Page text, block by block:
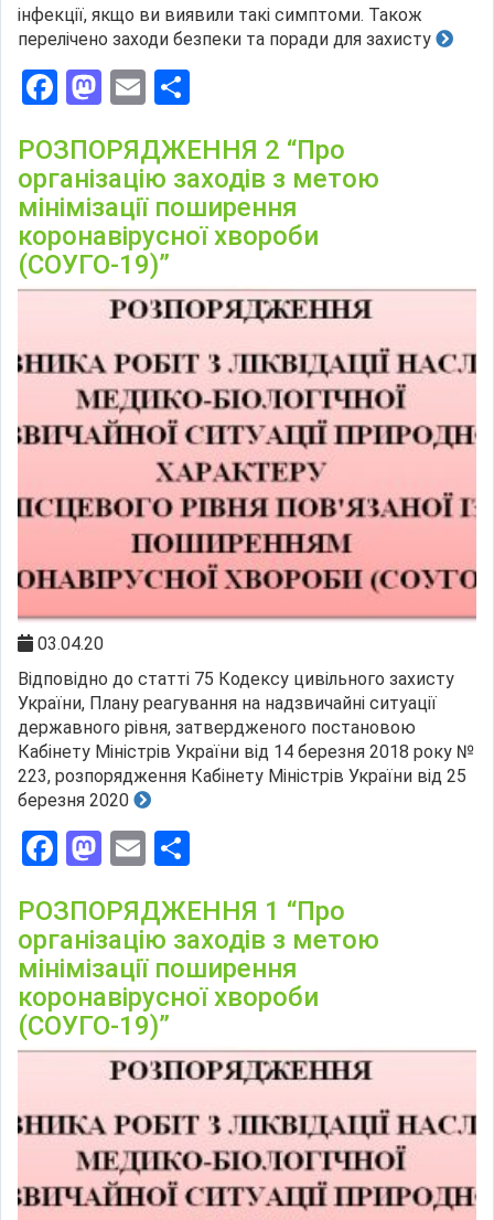
інфекції, якщо ви виявили такі симптоми. Також
перелічено заходи безпеки та поради для захисту
Facebook
Mastodon
Email
РОЗПОРЯДЖЕННЯ 2 “Про
організацію заходів з метою
мінімізації поширення
коронавірусної хвороби
(СОУГО-19)”
03.04.20
Відповідно до статті 75 Кодексу цивільного захисту
України, Плану реагування на надзвичайні ситуації
державного рівня, затвердженого постановою
Кабінету Міністрів України від 14 березня 2018 року №
223, розпорядження Кабінету Міністрів України від 25
березня 2020
Facebook
Mastodon
Email
РОЗПОРЯДЖЕННЯ 1 “Про
організацію заходів з метою
мінімізації поширення
коронавірусної хвороби
(СОУГО-19)”